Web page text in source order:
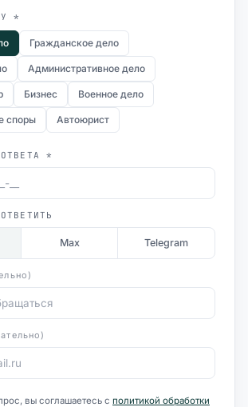
*
Гражданское дело
Административное дело
Бизнес Военное дело
споры Автоюрист
*
Max Telegram
вы соглашаетесь с политикой обработки